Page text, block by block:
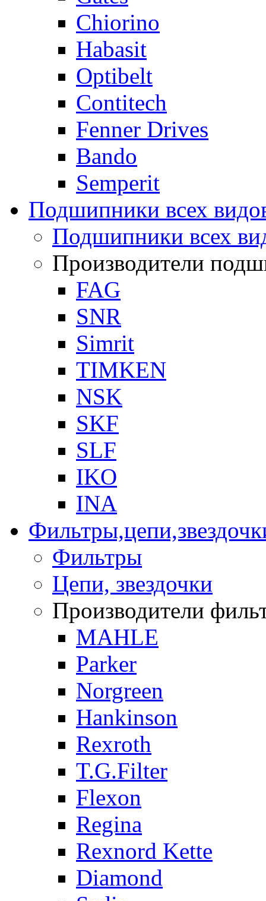
Chiorino
Habasit
Optibelt
Contitech
Fenner Drives
Bando
Semperit
Подшипники всех
Подшипники всех
Производители
FAG
SNR
Simrit
TIMKEN
NSK
SKF
SLF
IKO
INA
Фильтры
Цепи, звездочки
Производители
MAHLE
Parker
Norgreen
Hankinson
Rexroth
T.G.Filter
Flexon
Regina
Rexnord Kette
Diamond